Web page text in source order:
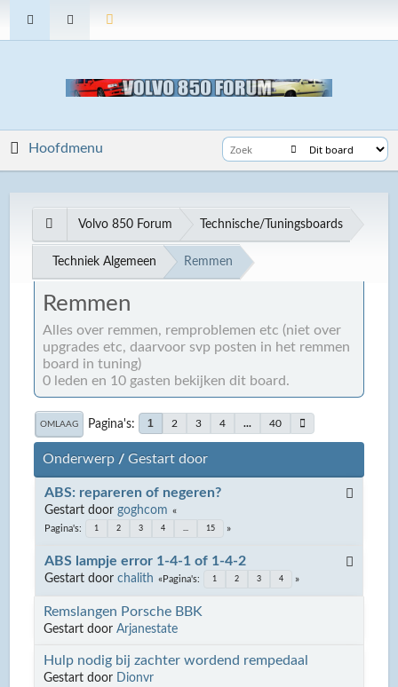
Hoofdmenu
Volvo 850 Forum Technische/Tuningsboards
Techniek Algemeen Remmen
Remmen
Alles over remmen, remproblemen etc (niet over
upgrades etc, daarvoor svp posten in het remmen
board in tuning)
0 leden en 10 gasten bekijken dit board.
OMLAAG Pagina's 1 2 3 4 ... 40
Onderwerp /Gestart door
ABS: repareren of negeren?
Gestart doorgoghcom
Pagina's 1 2 3 4 15
ABS lampje error 1-4-1 of 1-4-2
Gestart doorchalith Pagina's 1 2 3 4
Remslangen Porsche BBK
Gestart doorArjanestate
Hulp nodig bij zachter wordend rempedaal
Gestart door Dionvr